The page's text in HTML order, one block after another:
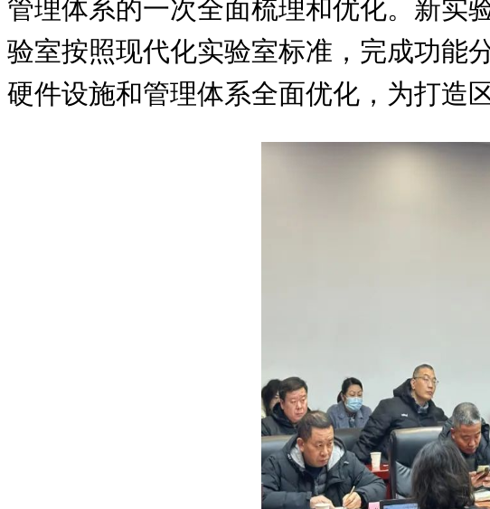
管理体系的一次全面梳理和优化。新实
验室按照现代化实验室标准，完成功能
硬件设施和管理体系全面优化，为打造